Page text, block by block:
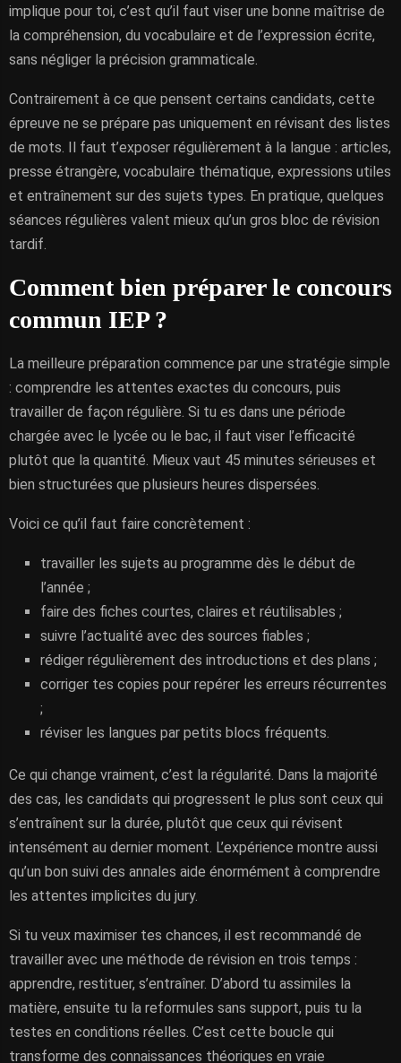
implique pour toi, c’est qu’il faut viser une bonne maîtrise de
la compréhension, du vocabulaire et de l’expression écrite,
sans négliger la précision grammaticale.
Contrairement à ce que pensent certains candidats, cette
épreuve ne se prépare pas uniquement en révisant des listes
de mots. Il faut t’exposer régulièrement à la langue : articles,
presse étrangère, vocabulaire thématique, expressions utiles
et entraînement sur des sujets types. En pratique, quelques
séances régulières valent mieux qu’un gros bloc de révision
tardif.
Comment bien préparer le concours
commun IEP ?
La meilleure préparation commence par une stratégie simple
: comprendre les attentes exactes du concours, puis
travailler de façon régulière. Si tu es dans une période
chargée avec le lycée ou le bac, il faut viser l’efficacité
plutôt que la quantité. Mieux vaut 45 minutes sérieuses et
bien structurées que plusieurs heures dispersées.
Voici ce qu’il faut faire concrètement :
travailler les sujets au programme dès le début de
l’année ;
faire des fiches courtes, claires et réutilisables ;
suivre l’actualité avec des sources fiables ;
rédiger régulièrement des introductions et des plans ;
corriger tes copies pour repérer les erreurs récurrentes
;
réviser les langues par petits blocs fréquents.
Ce qui change vraiment, c’est la régularité. Dans la majorité
des cas, les candidats qui progressent le plus sont ceux qui
s’entraînent sur la durée, plutôt que ceux qui révisent
intensément au dernier moment. L’expérience montre aussi
qu’un bon suivi des annales aide énormément à comprendre
les attentes implicites du jury.
Si tu veux maximiser tes chances, il est recommandé de
travailler avec une méthode de révision en trois temps :
apprendre, restituer, s’entraîner. D’abord tu assimiles la
matière, ensuite tu la reformules sans support, puis tu la
testes en conditions réelles. C’est cette boucle qui
transforme des connaissances théoriques en vraie